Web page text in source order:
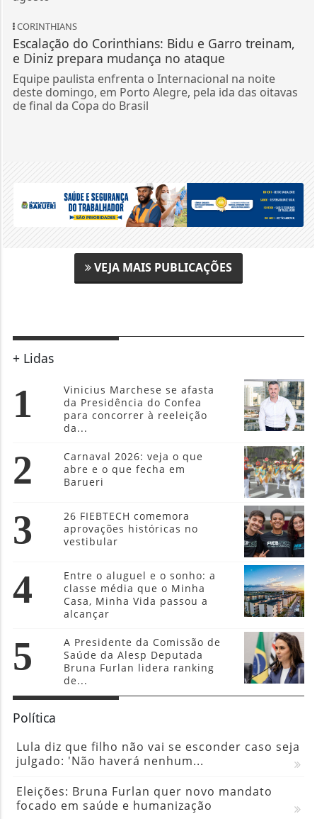
CORINTHIANS
Escalação do Corinthians: Bidu e Garro treinam,
e Diniz prepara mudança no ataque
Equipe paulista enfrenta o Internacional na noite
deste domingo, em Porto Alegre, pela ida das oitavas
de final da Copa do Brasil
VEJA MAIS PUBLICAÇÕES
+ Lidas
1
Vinicius Marchese se afasta
da Presidência do Confea
para concorrer à reeleição
da...
2
Carnaval 2026: veja o que
abre e o que fecha em
Barueri
3
26 FIEBTECH comemora
aprovações históricas no
vestibular
4
Entre o aluguel e o sonho: a
classe média que o Minha
Casa, Minha Vida passou a
alcançar
5
A Presidente da Comissão de
Saúde da Alesp Deputada
Bruna Furlan lidera ranking
de...
Política
Lula diz que filho não vai se esconder caso seja
julgado: 'Não haverá nenhum...
Eleições: Bruna Furlan quer novo mandato
focado em saúde e humanização